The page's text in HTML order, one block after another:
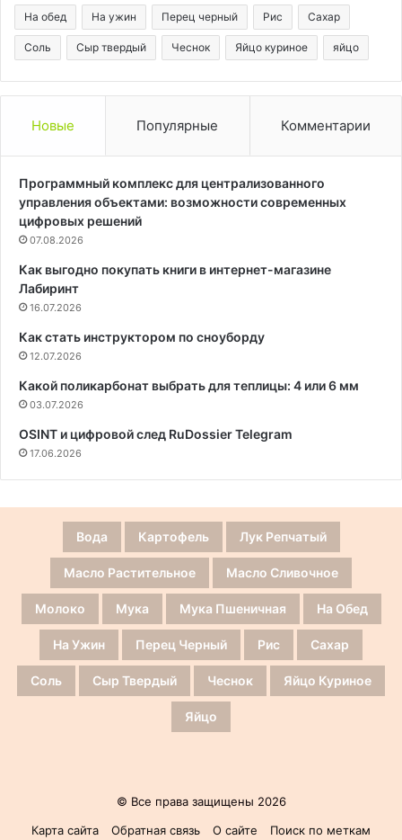
На обед На ужин Перец черный Рис Сахар
Соль Сыр твердый Чеснок Яйцо куриное яйцо
Новые Популярные Комментарии
Программный комплекс для централизованного
управления объектами: возможности современных
цифровых решений
07.08.2026
Как выгодно покупать книги в интернет-магазине
Лабиринт
16.07.2026
Как стать инструктором по сноуборду
12.07.2026
Какой поликарбонат выбрать для теплицы: 4 или 6 мм
03.07.2026
OSINT и цифровой след RuDossier Telegram
17.06.2026
Вода Картофель Лук Репчатый
Масло Растительное Масло Сливочное
Молоко Мука Мука Пшеничная На Обед
На Ужин Перец Черный Рис Сахар
Соль Сыр Твердый Чеснок Яйцо Куриное
Яйцо
© Все права защищены 2026
Карта сайта
Обратная связь О сайте Поиск по меткам